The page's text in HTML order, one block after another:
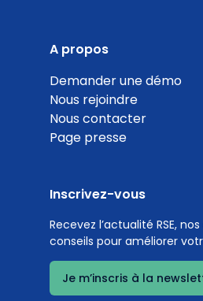
0
Détails
A propos
Demander une démo
Nous rejoindre
Nous contacter
Page presse
Inscrivez-vous
Recevez l’actualité RSE,
conseils pour améliorer
Je m’inscris à la